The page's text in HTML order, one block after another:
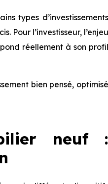
types d’investissements
Pour l’investisseur, l’enjeu
réellement à son profil
bien pensé, optimisé
neuf :